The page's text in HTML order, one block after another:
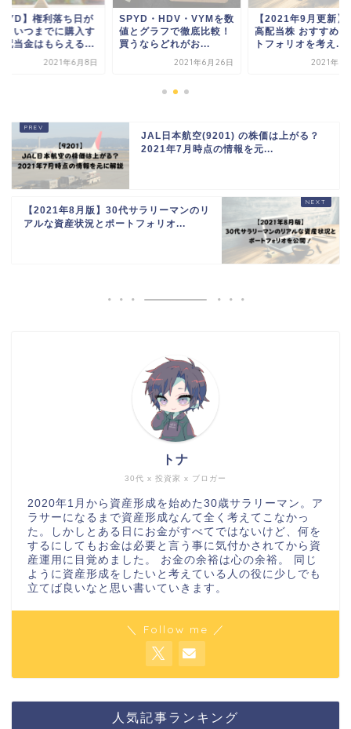
・HDV・VYMを数
グラフで徹底比較！
ならどれがお...
2021年6月26日
【2021年9月更新】日本
高配当株 おすすめのポー
トフォリオを考え...
2021年9月16日
【SPYD】権利落
目前！いつまでに
れば配当金はもら
2021年
JAL日本航空(9201) の株価は上がる？
2021年7月時点の情報を元...
【2021年8月版】30代サラリーマンのリ
アルな資産状況とポートフォリオ...
30代 x 投資家 x ブロガー
トナ
2020年1月から資産形成を始めた30歳サラリーマン。ア
ラサーになるまで資産形成なんて全く考えてこなかっ
た。しかしとある日にお金がすべてではないけど、何を
するにしてもお金は必要と言う事に気付かされてから資
産運用に目覚めました。 お金の余裕は心の余裕。 同じ
ように資産形成をしたいと考えている人の役に少しでも
立てば良いなと思い書いていきます。
＼ Follow me ／
人気記事ランキング